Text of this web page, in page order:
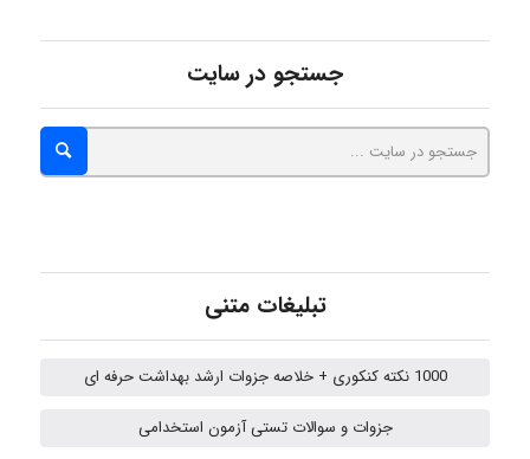
vali
fahimeh sheibani
HaddadiMahsa
جستجو در سایت
تبلیغات متنی
1000 نکته کنکوری + خلاصه جزوات ارشد بهداشت حرفه ای
جزوات و سوالات تستی آزمون استخدامی